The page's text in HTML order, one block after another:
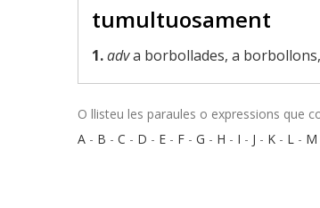
tumultuosament
1.adva borbollades, a
O llisteu les paraules o expressions que
A - B - C - D - E - F - G - H - I - J - K - L - M